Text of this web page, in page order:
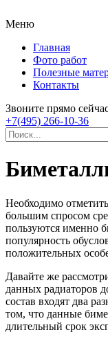
Меню
Главная
Фото работ
Полезные
Контакты
Звоните прямо
+7(495) 266-10-36
Необходимо
большим спросом
пользуются именно
популярность
положительных
Давайте же
данных радиаторов
состав входят два
том, что данные
длительный срок